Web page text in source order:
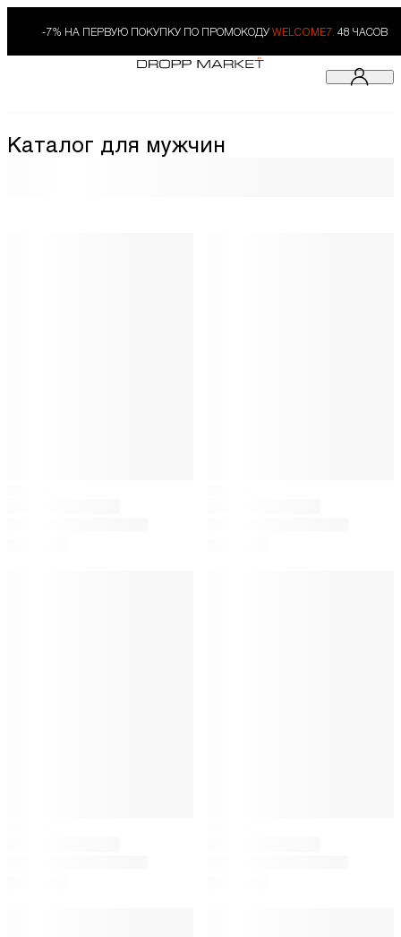
-7% НА ПЕРВУЮ ПОКУПКУ ПО ПРОМОКОДУ WELCOME7. 48 ЧАСОВ
Каталог для мужчин